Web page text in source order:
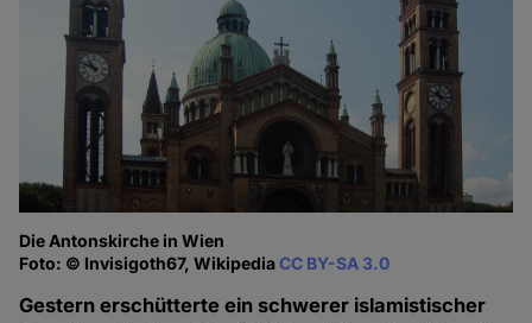
Die Antonskirche in Wien
Foto: © Invisigoth67, WikipediaCC BY-SA 3.0
Gestern erschütterte ein schwerer islamistischer